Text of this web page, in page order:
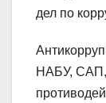
дел по
НАБУ, САП,